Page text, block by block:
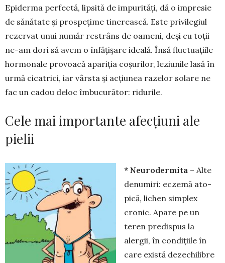
Epiderma perfectă, lipsită de impurități, dă o impresie
de sănătate și prospețime tinerească. Este privilegiul
rezervat unui număr restrâns de oa­meni, deși cu toții
ne-am dori să avem o înfățișare ideală. Însă fluctuațiile
hormonale provoacă apa­riția coșurilor, leziunile lasă în
urmă cicatrici, iar vârsta și acțiunea razelor solare ne
fac un cadou deloc îmbucurător: ridurile.
Cele mai importante afecțiuni ale
pielii
* Neurodermita – Alte
denumiri: eczemă ato­
pică, lichen simplex
cronic. Apare pe un
teren pre­dispus la
alergii, în condițiile în
care există dezechilibre